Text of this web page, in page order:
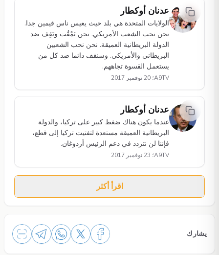
عدنان أوكطار
الولايات المتحدة هي بلد حيث يعيس ناس قيمين جدا.
نحن نحب الشعب الأمريكي. نحن نَمْقُت ونَقِف ضد
الدولة البريطانية العميقة. نحن نحب الشعبين
البريطاني والأمريكي. وسنقف دائما ضد كل من
يستعمل القسوة تجاههم.
A9TV؛ 20 نوفمبر 2017
عدنان أوكطار
عندما يكون هناك ضغط كبير على تركيا، والدولة
البريطانية العميقة مستعدة لتفتيت تركيا إلى قطع،
فإننا لن نتردد في دعم الرئيس أردوغان.
A9TV؛ 23 نوفمبر 2017
اقرأ أكثر
يشارك